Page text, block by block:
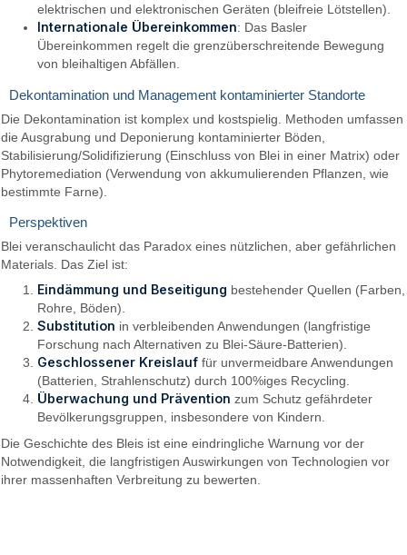
elektrischen und elektronischen Geräten (bleifreie Lötstellen).
Internationale Übereinkommen: Das Basler
Übereinkommen regelt die grenzüberschreitende Bewegung
von bleihaltigen Abfällen.
Dekontamination und Management kontaminierter Standorte
Die Dekontamination ist komplex und kostspielig. Methoden umfassen
die Ausgrabung und Deponierung kontaminierter Böden,
Stabilisierung/Solidifizierung (Einschluss von Blei in einer Matrix) oder
Phytoremediation (Verwendung von akkumulierenden Pflanzen, wie
bestimmte Farne).
Perspektiven
Blei veranschaulicht das Paradox eines nützlichen, aber gefährlichen
Materials. Das Ziel ist:
Eindämmung und Beseitigung bestehender Quellen (Farben,
Rohre, Böden).
Substitution in verbleibenden Anwendungen (langfristige
Forschung nach Alternativen zu Blei-Säure-Batterien).
Geschlossener Kreislauf für unvermeidbare Anwendungen
(Batterien, Strahlenschutz) durch 100%iges Recycling.
Überwachung und Prävention zum Schutz gefährdeter
Bevölkerungsgruppen, insbesondere von Kindern.
Die Geschichte des Bleis ist eine eindringliche Warnung vor der
Notwendigkeit, die langfristigen Auswirkungen von Technologien vor
ihrer massenhaften Verbreitung zu bewerten.